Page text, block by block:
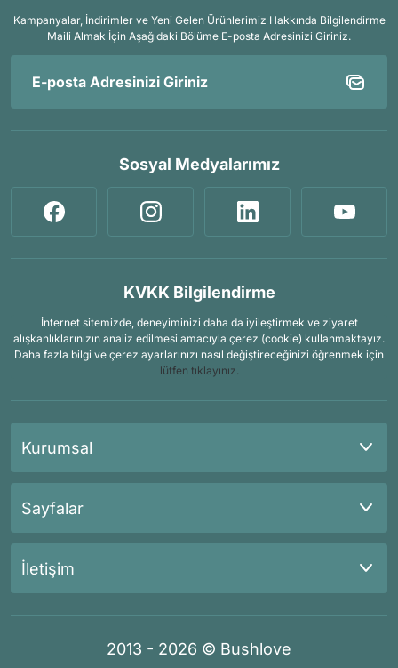
Kampanyalar, İndirimler ve Yeni Gelen Ürünlerimiz Hakkında Bilgilendirme
Maili Almak İçin Aşağıdaki Bölüme E-posta Adresinizi Giriniz.
Sosyal Medyalarımız
KVKK Bilgilendirme
İnternet sitemizde, deneyiminizi daha da iyileştirmek ve ziyaret
alışkanlıklarınızın analiz edilmesi amacıyla çerez (cookie) kullanmaktayız.
Daha fazla bilgi ve çerez ayarlarınızı nasıl değiştireceğinizi öğrenmek için
lütfen tıklayınız.
Kurumsal
Sayfalar
İletişim
2013 - 2026 © Bushlove